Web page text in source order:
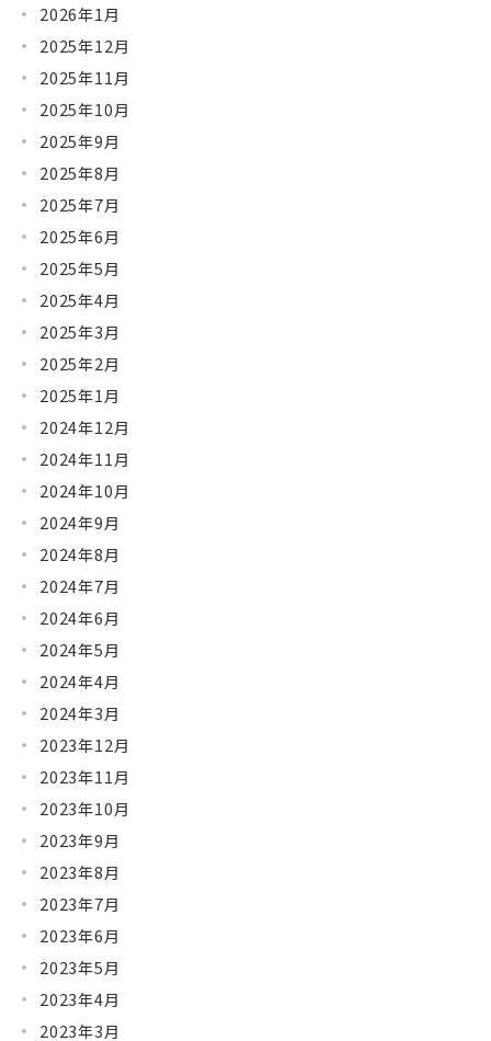
2026年1月
2025年12月
2025年11月
2025年10月
2025年9月
2025年8月
2025年7月
2025年6月
2025年5月
2025年4月
2025年3月
2025年2月
2025年1月
2024年12月
2024年11月
2024年10月
2024年9月
2024年8月
2024年7月
2024年6月
2024年5月
2024年4月
2024年3月
2023年12月
2023年11月
2023年10月
2023年9月
2023年8月
2023年7月
2023年6月
2023年5月
2023年4月
2023年3月